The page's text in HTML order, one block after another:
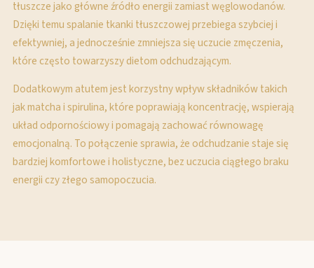
tłuszcze jako główne źródło energii zamiast węglowodanów.
Dzięki temu spalanie tkanki tłuszczowej przebiega szybciej i
efektywniej, a jednocześnie zmniejsza się uczucie zmęczenia,
które często towarzyszy dietom odchudzającym.
Dodatkowym atutem jest korzystny wpływ składników takich
jak matcha i spirulina, które poprawiają koncentrację, wspierają
układ odpornościowy i pomagają zachować równowagę
emocjonalną. To połączenie sprawia, że odchudzanie staje się
bardziej komfortowe i holistyczne, bez uczucia ciągłego braku
energii czy złego samopoczucia.